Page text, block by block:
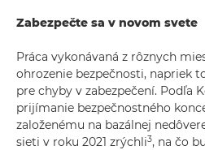
Zabezpečte sa v novom svete
Práca vykonávaná z rôznych
ohrozenie bezpečnosti, napriek
pre chyby v zabezpečení. Podľa
prijímanie bezpečnostného
založenému na bazálnej
sieti v roku 2021 zrýchli3, na čo